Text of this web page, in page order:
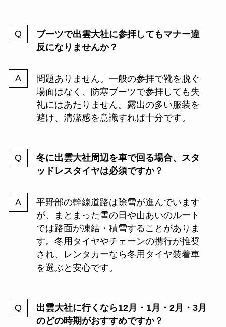
ブーツで出雲大社に参拝してもマナー違
反になりませんか？
問題ありません。一般の参拝で靴を脱ぐ
場面はなく、防寒ブーツで参拝しても失
礼にはあたりません。露出の多い服装を
避け、清潔感を意識すれば十分です。
冬に出雲大社周辺を車で回る場合、スタ
ッドレスタイヤは必須ですか？
平野部の幹線道路は除雪が進んでいます
が、まとまった雪の日や山あいのルート
では路面が凍結・積雪することがありま
す。冬用タイヤやチェーンの携行が推奨
され、レンタカーなら冬用タイヤ装着車
を選ぶと安心です。
出雲大社に行くなら12月・1月・2月・3月
のどの時期がおすすめですか？